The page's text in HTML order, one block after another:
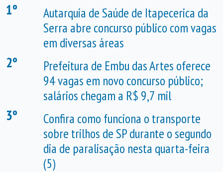
1º
Autarquia de Saúde de Itapecerica da
Serra abre concurso público com vagas
em diversas áreas
2º
Prefeitura de Embu das Artes oferece
94 vagas em novo concurso público;
salários chegam a R$ 9,7 mil
3º
Confira como funciona o transporte
sobre trilhos de SP durante o segundo
dia de paralisação nesta quarta-feira
(5)